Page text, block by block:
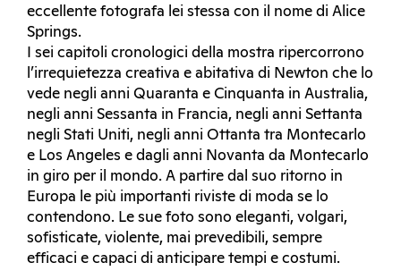
eccellente fotografa lei stessa con il nome di Alice
Springs.
I sei capitoli cronologici della mostra ripercorrono
l’irrequietezza creativa e abitativa di Newton che lo
vede negli anni Quaranta e Cinquanta in Australia,
negli anni Sessanta in Francia, negli anni Settanta
negli Stati Uniti, negli anni Ottanta tra Montecarlo
e Los Angeles e dagli anni Novanta da Montecarlo
in giro per il mondo. A partire dal suo ritorno in
Europa le più importanti riviste di moda se lo
contendono. Le sue foto sono eleganti, volgari,
sofisticate, violente, mai prevedibili, sempre
efficaci e capaci di anticipare tempi e costumi.